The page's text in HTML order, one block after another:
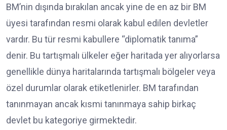
BM’nin dışında bırakılan ancak yine de en az bir BM
üyesi tarafından resmi olarak kabul edilen devletler
vardır. Bu tür resmi kabullere “diplomatik tanıma”
denir. Bu tartışmalı ülkeler eğer haritada yer alıyorlarsa
genellikle dünya haritalarında tartışmalı bölgeler veya
özel durumlar olarak etiketlenirler. BM tarafından
tanınmayan ancak kısmi tanınmaya sahip birkaç
devlet bu kategoriye girmektedir.